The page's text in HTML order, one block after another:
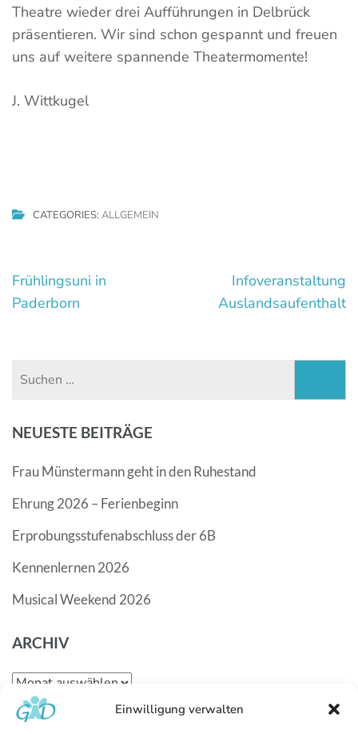
Einwilligung verwalten
Theatre wieder drei Aufführungen in Delbrück
präsentieren. Wir sind schon gespannt und freuen
uns auf weitere spannende Theatermomente!
J. Wittkugel
CATEGORIES: ALLGEMEIN
Beitragsnavigation
Frühlingsuni in
Paderborn
Infoveranstaltung
Auslandsaufenthalt
NEUESTE BEITRÄGE
Frau Münstermann geht in den Ruhestand
Ehrung 2026 – Ferienbeginn
Erprobungsstufenabschluss der 6B
Kennenlernen 2026
Musical Weekend 2026
ARCHIV
Archiv
KATEGORIEN